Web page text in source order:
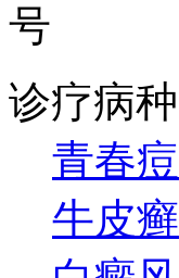
号
诊疗病种
青春痘
牛皮癣